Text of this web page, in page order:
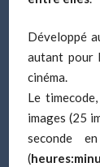
Développé
autant pour
cinéma.
Le
images (25
seconde
(